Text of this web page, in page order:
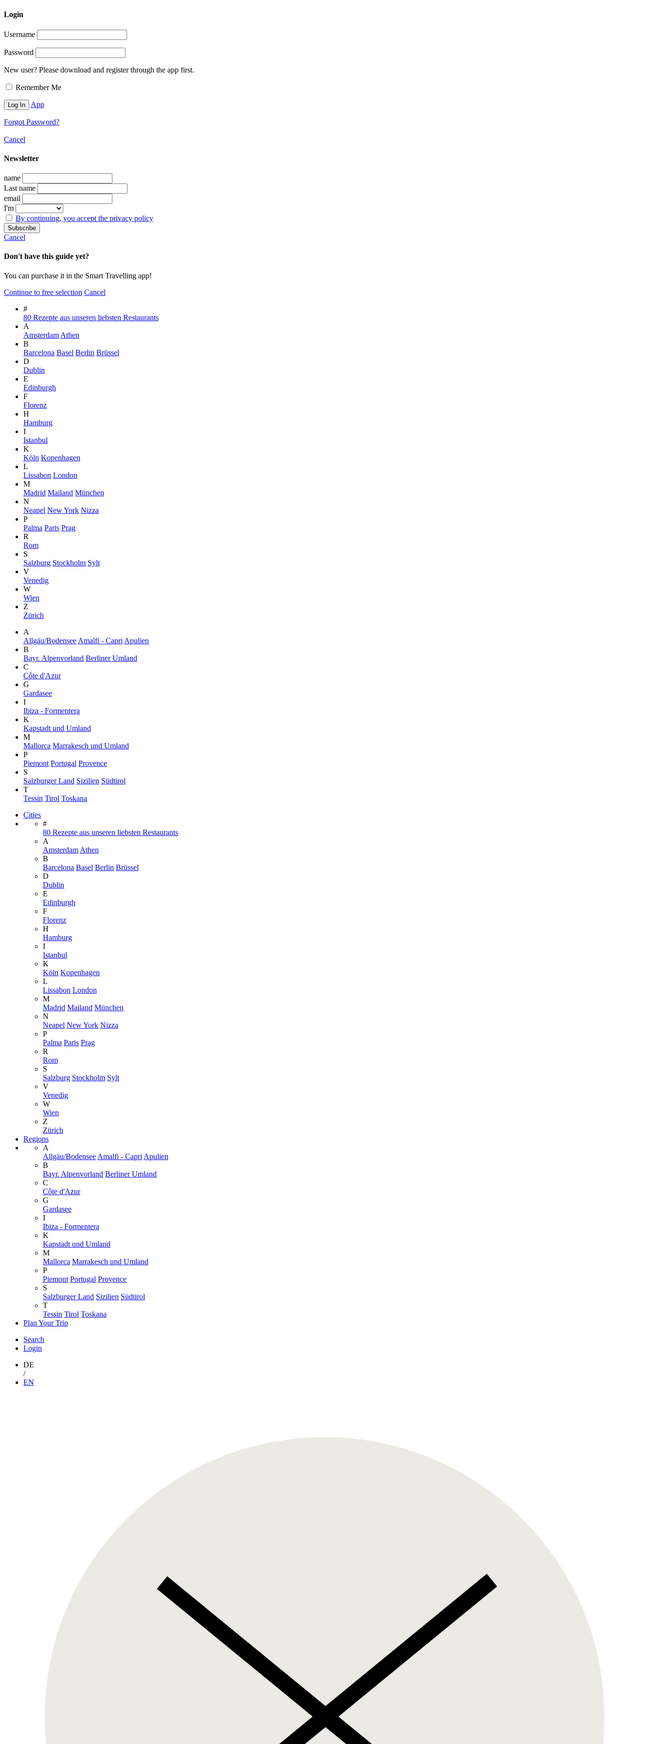
Login
Username
Password
New user? Please download and register through the app first.
Remember Me
App
Forgot Password?
Cancel
Newsletter
name
Last name
email
I'm
By continuing, you accept the privacy policy
Cancel
Don't have this guide yet?
You can purchase it in the Smart Travelling app!
Continue to free selection Cancel
#
80 Rezepte aus unseren liebsten Restaurants
A
Amsterdam Athen
B
Barcelona Basel Berlin Brüssel
D
Dublin
E
Edinburgh
F
Florenz
H
Hamburg
I
Istanbul
K
Köln Kopenhagen
L
Lissabon London
M
Madrid Mailand München
N
Neapel New York Nizza
P
Palma Paris Prag
R
Rom
S
Salzburg Stockholm Sylt
V
Venedig
W
Wien
Z
Zürich
A
Allgäu/Bodensee Amalfi - Capri Apulien
B
Bayr. Alpenvorland Berliner Umland
C
Côte d'Azur
G
Gardasee
I
Ibiza - Formentera
K
Kapstadt und Umland
M
Mallorca Marrakesch und Umland
P
Piemont Portugal Provence
S
Salzburger Land Sizilien Südtirol
T
Tessin Tirol Toskana
Cities
#
80 Rezepte aus unseren liebsten Restaurants
A
Amsterdam Athen
B
Barcelona Basel Berlin Brüssel
D
Dublin
E
Edinburgh
F
Florenz
H
Hamburg
I
Istanbul
K
Köln Kopenhagen
L
Lissabon London
M
Madrid Mailand München
N
Neapel New York Nizza
P
Palma Paris Prag
R
Rom
S
Salzburg Stockholm Sylt
V
Venedig
W
Wien
Z
Zürich
Regions
A
Allgäu/Bodensee Amalfi - Capri Apulien
B
Bayr. Alpenvorland Berliner Umland
C
Côte d'Azur
G
Gardasee
I
Ibiza - Formentera
K
Kapstadt und Umland
M
Mallorca Marrakesch und Umland
P
Piemont Portugal Provence
S
Salzburger Land Sizilien Südtirol
T
Tessin Tirol Toskana
Plan Your Trip
Search
Login
DE
/
EN